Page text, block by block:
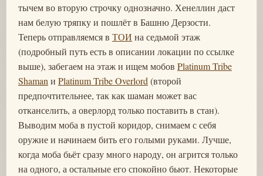
тычем во вторую строчку однозначно. Хенеллин даст
нам белую тряпку и пошлёт в Башню Дерзости.
Теперь отправляемся в ТОИ на седьмой этаж
(подробный путь есть в описании локации по ссылке
выше), забегаем на этаж и ищем мобов Platinum Tribe
Shaman и Platinum Tribe Overlord (второй
предпочтительнее, так как шаман может вас
отканселить, а оверлорд только поставить в стан).
Выводим моба в пустой коридор, снимаем с себя
оружие и начинаем бить его голыми руками. Лучше,
когда моба бьёт сразу много народу, он агрится только
на одного, а остальные его спокойно бьют. Некоторые